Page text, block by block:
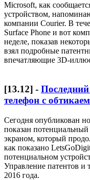
Microsoft, как
устройством,
компании Courier. В
Surface Phone и вот
неделе, показав
взял подробные
впечатляющие 3D-
[13.12] - Последний
телефон с
Сегодня опубликован
показан
экраном, который
как показано
потенциальном
Управление патентов
2016 года.